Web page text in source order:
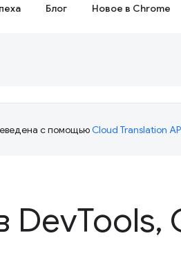
Блог Новое в Chrome
с помощьюCloud Translation
DevTools,